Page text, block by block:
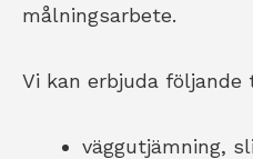
målningsarbete.
Vi kan erbjuda följande
väggutjämning,